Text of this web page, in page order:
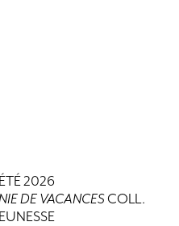
2026
DE VACANCES COLL.